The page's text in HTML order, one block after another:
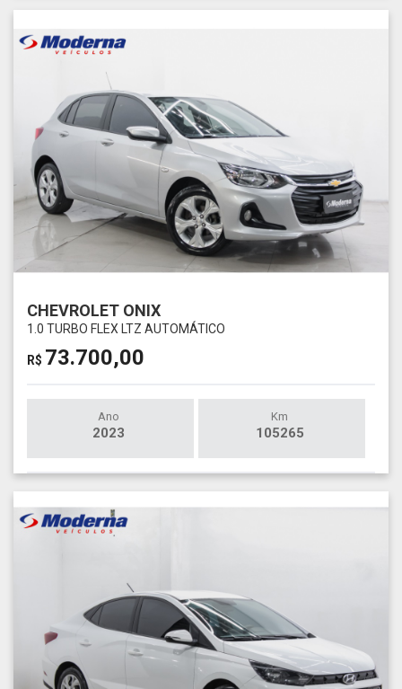
CHEVROLET ONIX
1.0 TURBO FLEX LTZ AUTOMÁTICO
R$ 73.700,00
Ano
2023
Km
105265